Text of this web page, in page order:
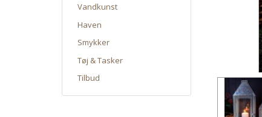
Vandkunst
Haven
Smykker
Tøj & Tasker
Tilbud